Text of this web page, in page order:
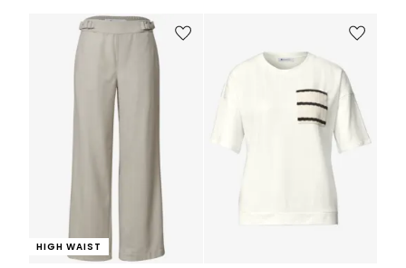
HIGH WAIST